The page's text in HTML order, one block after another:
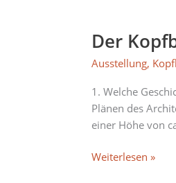
Der
Ausstellung,
1. Welche
Plänen des
einer Höhe von
–
das?
Häufig
gestellte
Weiterlesen »